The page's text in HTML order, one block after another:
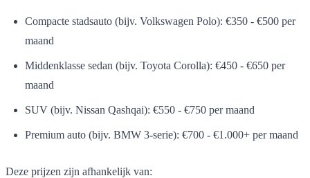
Compacte stadsauto (bijv. Volkswagen Polo): €350 - €500 per
maand
Middenklasse sedan (bijv. Toyota Corolla): €450 - €650 per
maand
SUV (bijv. Nissan Qashqai): €550 - €750 per maand
Premium auto (bijv. BMW 3-serie): €700 - €1.000+ per maand
Deze prijzen zijn afhankelijk van: